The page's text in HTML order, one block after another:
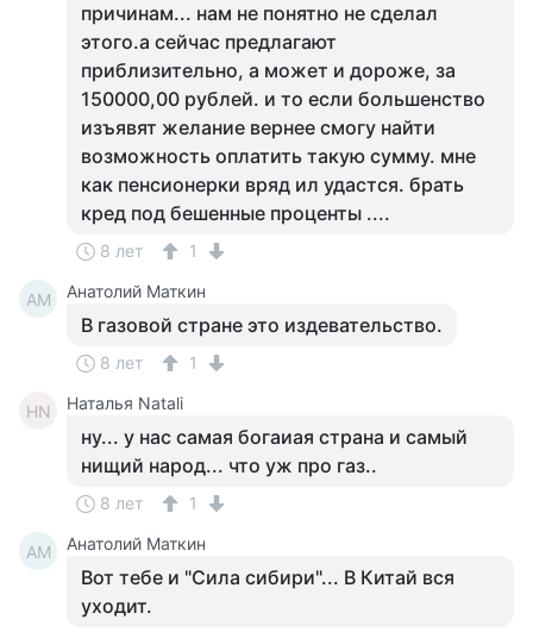
причинам... нам не понятно не сделал
этого.а сейчас предлагают
приблизительно, а может и дороже, за
150000,00 рублей. и то если большенство
изъявят желание вернее смогу найти
возможность оплатить такую сумму. мне
как пенсионерки вряд ил удастся. брать
кред под бешенные проценты ....
8 лет 1
АМ Анатолий Маткин
В газовой стране это издевательство.
8 лет 1
НN Наталья Natali
ну... у нас самая богаиая страна и самый
нищий народ... что уж про газ..
8 лет 1
АМ Анатолий Маткин
Вот тебе и "Сила сибири"... В Китай вся
уходит.